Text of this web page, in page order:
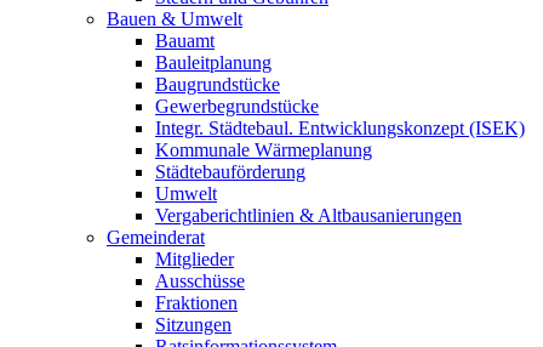
Bauen & Umwelt
Bauamt
Bauleitplanung
Baugrundstücke
Gewerbegrundstücke
Integr. Städtebaul. Entwicklungskonzept (ISEK)
Kommunale Wärmeplanung
Städtebauförderung
Umwelt
Vergaberichtlinien & Altbausanierungen
Gemeinderat
Mitglieder
Ausschüsse
Fraktionen
Sitzungen